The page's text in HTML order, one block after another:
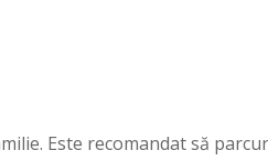
Este recomandat să